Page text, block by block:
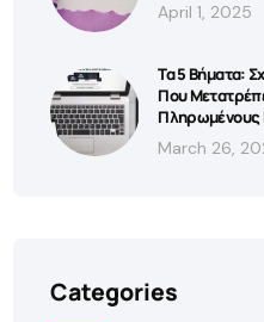
April 1, 2025
Τα 5 Βήματα:
Που
Πληρωμένους
March 26,
Categories